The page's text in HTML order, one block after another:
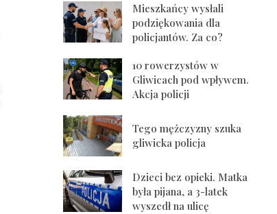
Mieszkańcy wysłali
podziękowania dla
policjantów. Za co?
10 rowerzystów w
Gliwicach pod wpływem.
Akcja policji
Tego mężczyzny szuka
gliwicka policja
Dzieci bez opieki. Matka
była pijana, a 3-latek
wyszedł na ulicę